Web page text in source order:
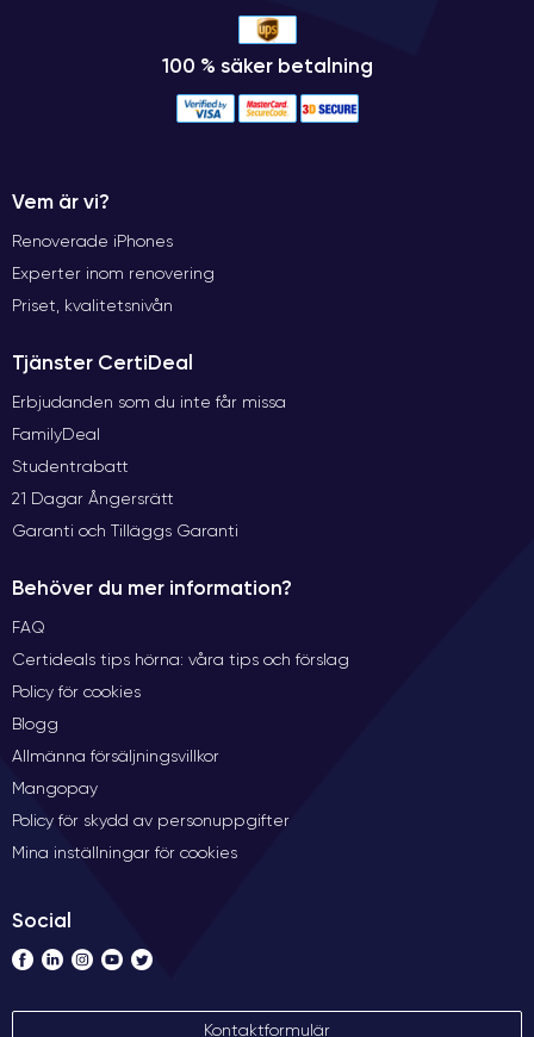
100 % säker betalning
Vem är vi?
Renoverade iPhones
Experter inom renovering
Priset, kvalitetsnivån
Tjänster CertiDeal
Erbjudanden som du inte får missa
FamilyDeal
Studentrabatt
21 Dagar Ångersrätt
Garanti och Tilläggs Garanti
Behöver du mer information?
FAQ
Certideals tips hörna: våra tips och förslag
Policy för cookies
Blogg
Allmänna försäljningsvillkor
Mangopay
Policy för skydd av personuppgifter
Mina inställningar för cookies
Social
Kontaktformulär